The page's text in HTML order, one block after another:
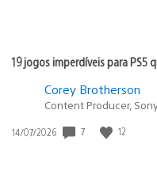
19 jogos imperdíveis para PS5
Corey Brotherson
Content Producer,
Data
14/07/2026 7 12